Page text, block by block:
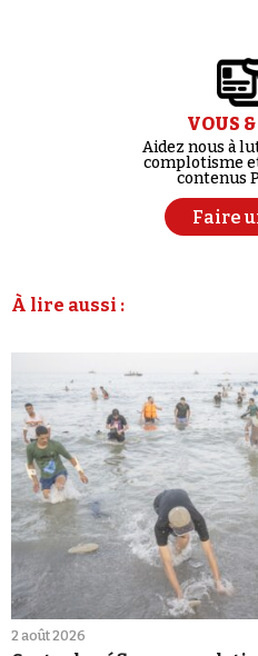
VOUS
Aidez nous à
complotisme
contenus
Faire
À lire aussi :
2 août 2026